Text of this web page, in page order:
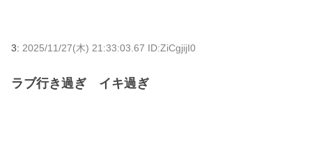
3: 2025/11/27(木) 21:33:03.67 ID:ZiCgjijI0
ラブ行き過ぎ イキ過ぎ